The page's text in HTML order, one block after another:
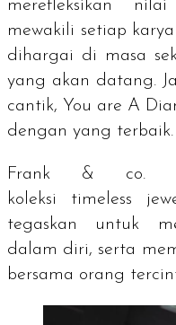
merefleksikan
mewakili setiap
dihargai di masa
yang akan datang.
cantik, You are A
dengan yang terbaik.
Frank & co.
koleksi timeless
tegaskan untuk
dalam diri, serta
bersama orang